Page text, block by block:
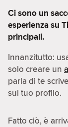
Ci sono un
esperienza su
principali.
Innanzitutto:
solo creare un
parla di te
sul tuo profilo.
Fatto ciò, è